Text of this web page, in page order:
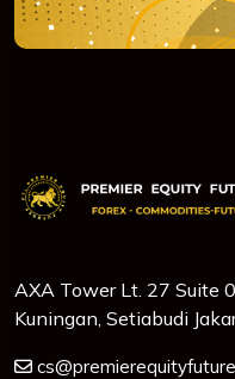
AXA Tower Lt. 27 Suite
Kuningan, Setiabudi